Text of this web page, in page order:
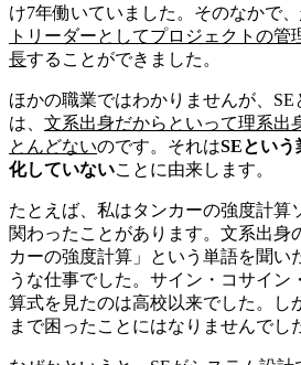
け7年働いていました。そのなかで、
トリーダーとしてプロジェクトの
長することができました。
ほかの職業ではわかりませんが、SE
は、 文系出身だからといって理系出
とんどないのです。それはSEとい
化していないことに由来します。
たとえば、私はタンカーの強度計算
関わったことがあります。文系出身
カーの強度計算」という単語を聞い
うな仕事でした。サイン・コサイン
算式を見たのは高校以来でした。し
まで困ったことにはなりませんでし